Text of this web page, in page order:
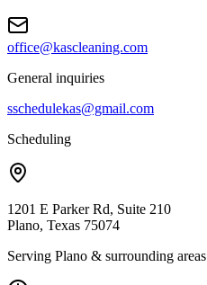
office@kascleaning.com
General inquiries
sschedulekas@gmail.com
Scheduling
1201 E Parker Rd, Suite 210
Plano, Texas 75074
Serving Plano & surrounding areas